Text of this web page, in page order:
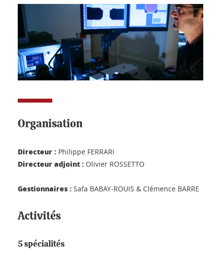
Organisation
Directeur : Philippe FERRARI
Directeur adjoint : Olivier ROSSETTO
Gestionnaires : Safa BABAY-ROUIS & Clémence BARRE
Activités
5 spécialités